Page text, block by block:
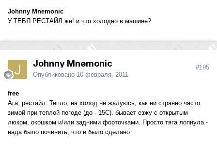
Johnny Mnemonic
У ТЕБЯ РЕСТАЙЛ же! и что холодно в машине?
Johnny Mnemonic
Опубликовано 10 февраля, 2011
#195
free
Ага, рестайл. Тепло, на холод не жалуюсь, как ни странно часто
зимой при теплой погоде (до - 15С). бывает езжу с открытым
люком, окошком и/или задними форточками. Просто тяга лопнула -
нада было починить, что и было сделано